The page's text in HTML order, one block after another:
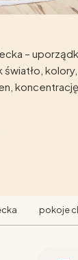
–
pokoje